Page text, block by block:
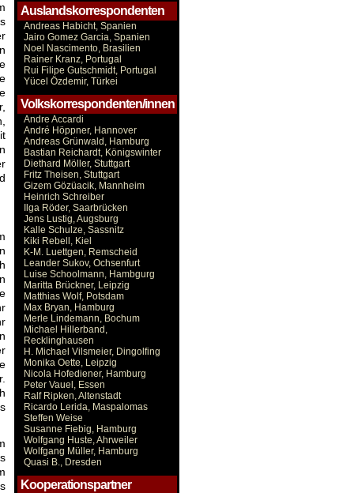
Auslandskorrespondenten
Andreas Habicht, Spanien
Jairo Gomez Garcia, Spanien
Noel Nascimento, Brasilien
Rainer Kranz, Portugal
Rui Filipe Gutschmidt, Portugal
Yücel Özdemir, Türkei
Volkskorrespondenten/innen
Andre Accardi
André Höppner, Hannover
Andreas Grünwald, Hamburg
Bastian Reichardt, Königswinter
Diethard Möller, Stuttgart
Fritz Theisen, Stuttgart
Gizem Gözüacik, Mannheim
Heinrich Schreiber
Ilga Röder, Saarbrücken
Jens Lustig, Augsburg
Kalle Schulze, Sassnitz
Kiki Rebell, Kiel
K-M. Luettgen, Remscheid
Leander Sukov, Ochsenfurt
Luise Schoolmann, Hambgurg
Maritta Brückner, Leipzig
Matthias Wolf, Potsdam
Max Bryan, Hamburg
Merle Lindemann, Bochum
Michael Hillerband,
Recklinghausen
H. Michael Vilsmeier, Dingolfing
Monika Oette, Leipzig
Nicola Hofediener, Hamburg
Peter Vauel, Essen
Ralf Ripken, Altenstadt
Ricardo Lerida, Maspalomas
Steffen Weise
Susanne Fiebig, Hamburg
Wolfgang Huste, Ahrweiler
Wolfgang Müller, Hamburg
Quasi B., Dresden
Kooperationspartner